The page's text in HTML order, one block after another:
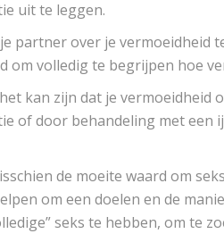
uit te leggen.
partner over je vermoeidheid
volledig te begrijpen hoe
kan zijn dat je vermoeidheid
of door behandeling met een
de moeite waard om
om een ​​doelen en de
seks te hebben, om te